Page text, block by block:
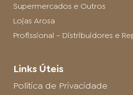
Supermercados e Outros
Lojas Arosa
Profissional – Distribuidores e
Links Úteis
Política de Privacidade